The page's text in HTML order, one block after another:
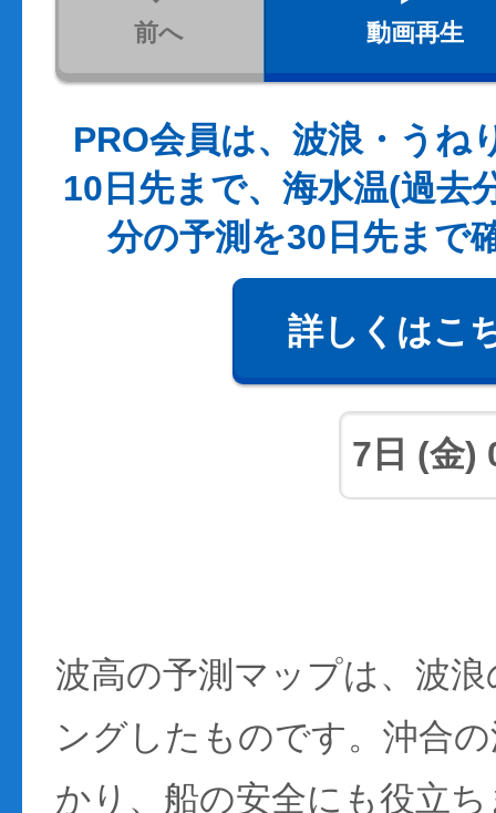
前へ 動画再生
PRO会員は、波浪・うね
10日先まで、海水温(過去
分の予測を30日先まで
詳しくはこ
波高の予測マップは、波
ングしたものです。沖合
かり、船の安全にも役立